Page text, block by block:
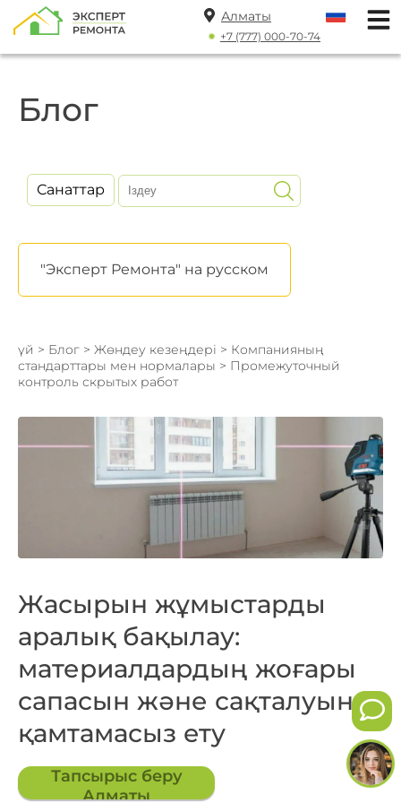
Алматы
+7 (777) 000-70-74
Блог
Санаттар
"Эксперт Ремонта" на русском
үй > Блог > Жөндеу кезеңдері > Компанияның
стандарттары мен нормалары > Промежуточный
контроль скрытых работ
Жасырын жұмыстарды
аралық бақылау:
материалдардың жоғары
сапасын және сақталуын
қамтамасыз ету
Тапсырыс беру
Алматы